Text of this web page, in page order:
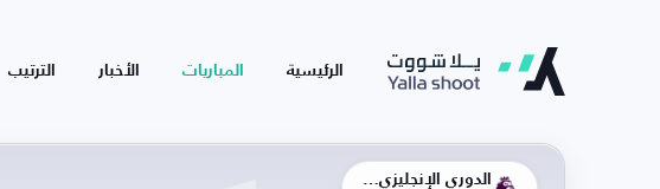
الرئيسية المباريات الأخبار الترتيب